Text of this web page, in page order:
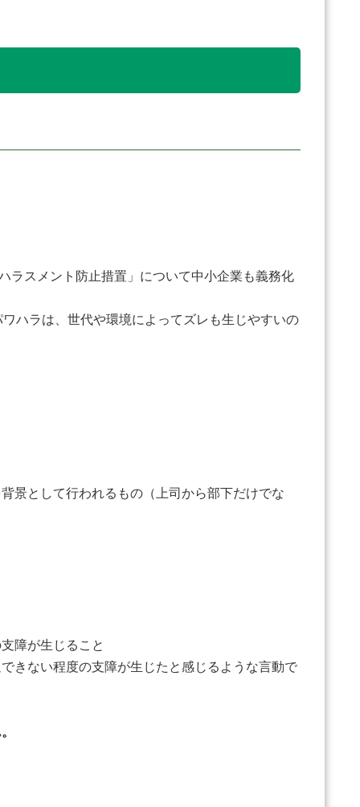
スメント防止措置」について中小企業も義務化
ハラは、世代や環境によってズレも生じやすいの
景として行われるもの（上司から部下だけでな
障が生じること
きない程度の支障が生じたと感じるような言動で